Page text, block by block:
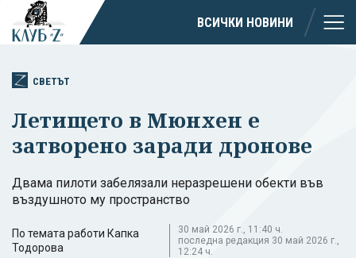
ВСИЧКИ НОВИНИ
СВЕТЪТ
Летището в Мюнхен е
затворено заради дронове
Двама пилоти забелязали неразрешени обекти във
въздушното му пространство
По темата работи Капка
Тодорова
30 май 2026 г., 11:40 ч.
последна редакция 30 май 2026 г.,
12:24 ч.